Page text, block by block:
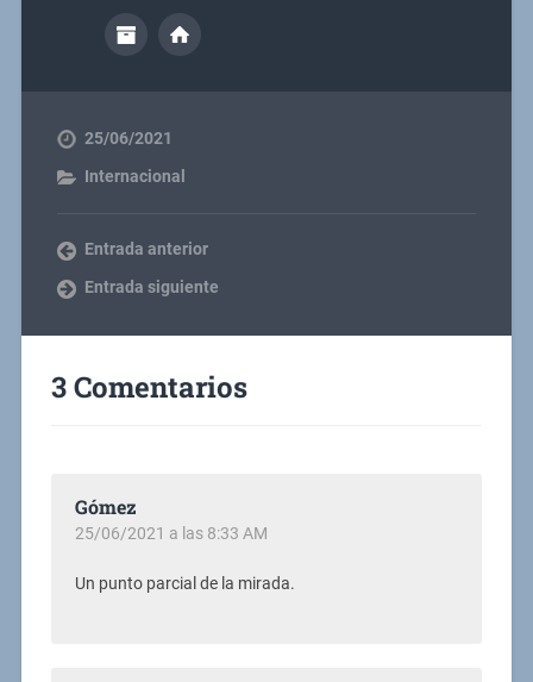
25/06/2021
Internacional
Entrada anterior
Entrada siguiente
3 Comentarios
Gómez
25/06/2021 a las 8:33 AM
Un punto parcial de la mirada.